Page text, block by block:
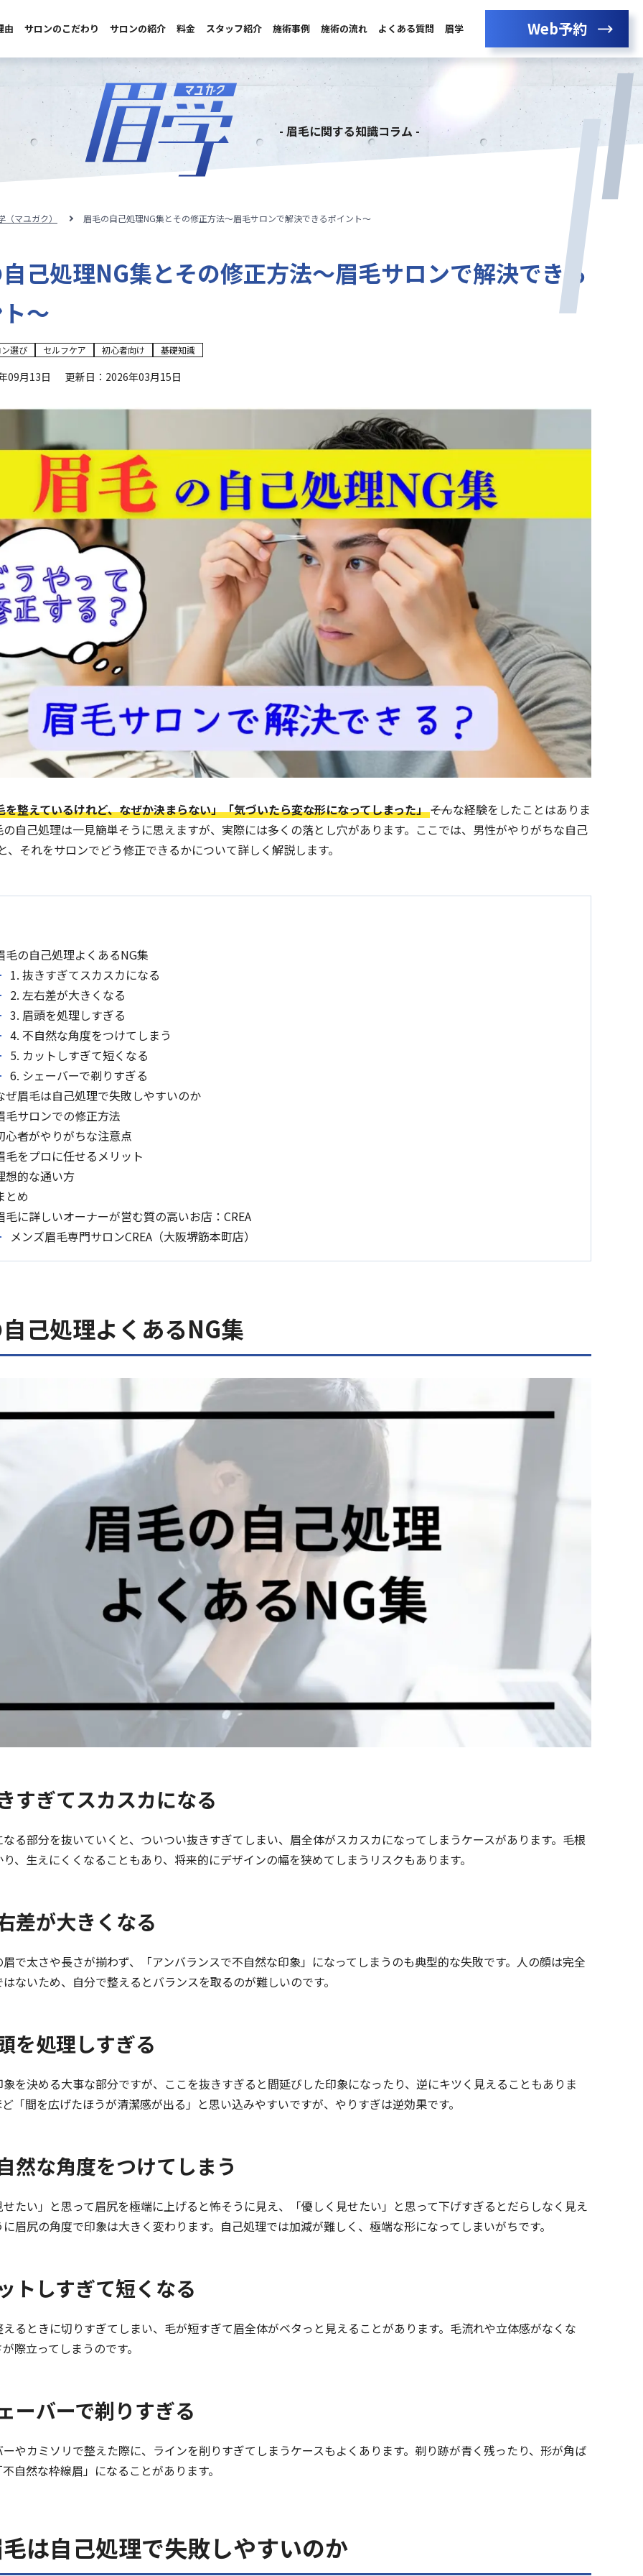
由 サロンのこだわり サロンの紹介 料金 スタッフ紹介 施術事例 施術の流れ よくある質問 眉学 Web予約
- 眉毛に関する知識コラム -
マユガク） 眉毛の自己処理NG集とその修正方法〜眉毛サロンで解決できるポイント〜
己処理NG集とその修正方法〜眉毛サロンで解決できる
〜
選び セルフケア 初心者向け 基礎知識
09月13日 更新日：2026年03月15日
を整えているけれど、なぜか決まらない」「気づいたら変な形になってしまった」――そんな経験をしたことはありま
自己処理は一見簡単そうに思えますが、実際には多くの落とし穴があります。ここでは、男性がやりがちな自己
、それをサロンでどう修正できるかについて詳しく解説します。
毛の自己処理よくあるNG集
1. 抜きすぎてスカスカになる
2. 左右差が大きくなる
3. 眉頭を処理しすぎる
4. 不自然な角度をつけてしまう
5. カットしすぎて短くなる
6. シェーバーで剃りすぎる
ぜ眉毛は自己処理で失敗しやすいのか
毛サロンでの修正方法
心者がやりがちな注意点
毛をプロに任せるメリット
想的な通い方
とめ
毛に詳しいオーナーが営む質の高いお店：CREA
メンズ眉毛専門サロンCREA（大阪堺筋本町店）
己処理よくあるNG集
すぎてスカスカになる
る部分を抜いていくと、ついつい抜きすぎてしまい、眉全体がスカスカになってしまうケースがあります。毛根
、生えにくくなることもあり、将来的にデザインの幅を狭めてしまうリスクもあります。
差が大きくなる
で太さや長さが揃わず、「アンバランスで不自然な印象」になってしまうのも典型的な失敗です。人の顔は完全
ないため、自分で整えるとバランスを取るのが難しいのです。
を処理しすぎる
を決める大事な部分ですが、ここを抜きすぎると間延びした印象になったり、逆にキツく見えることもありま
「間を広げたほうが清潔感が出る」と思い込みやすいですが、やりすぎは逆効果です。
然な角度をつけてしまう
たい」と思って眉尻を極端に上げると怖そうに見え、「優しく見せたい」と思って下げすぎるとだらしなく見え
眉尻の角度で印象は大きく変わります。自己処理では加減が難しく、極端な形になってしまいがちです。
トしすぎて短くなる
るときに切りすぎてしまい、毛が短すぎて眉全体がベタっと見えることがあります。毛流れや立体感がなくな
際立ってしまうのです。
ーバーで剃りすぎる
やカミソリで整えた際に、ラインを削りすぎてしまうケースもよくあります。剃り跡が青く残ったり、形が角ば
自然な枠線眉」になることがあります。
は自己処理で失敗しやすいのか